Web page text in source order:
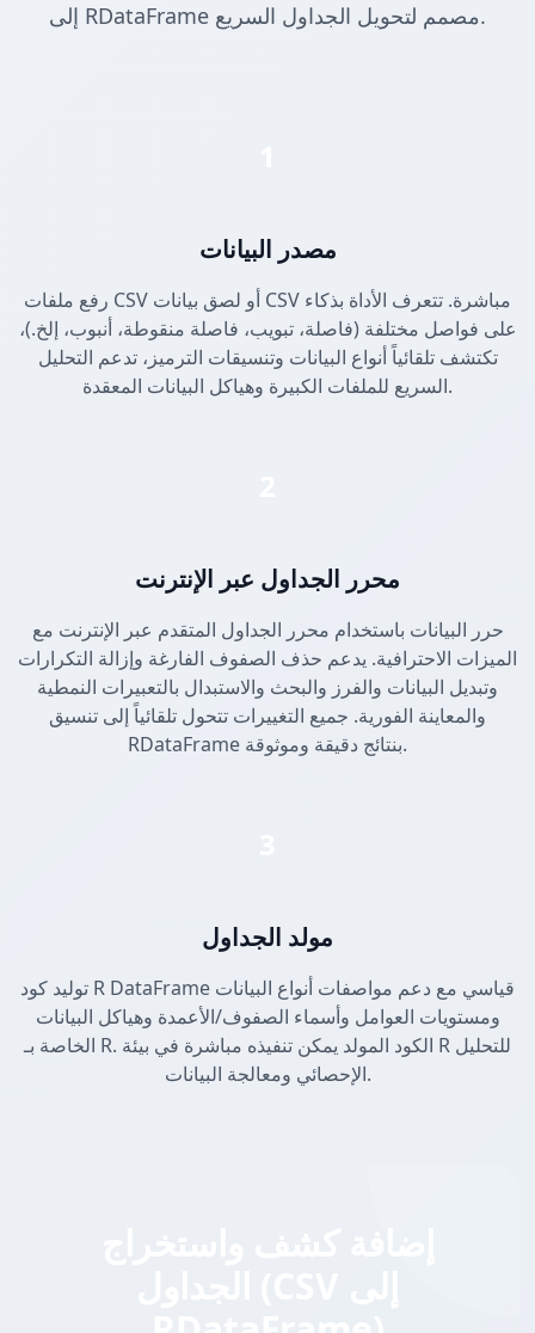
إلى RDataFrame مصمم لتحويل الجداول السريع.
مصدر البيانات
رفع ملفات CSV أو لصق بيانات CSV مباشرة. تتعرف الأداة بذكاء
على فواصل مختلفة (فاصلة، تبويب، فاصلة منقوطة، أنبوب، إلخ.)،
تكتشف تلقائياً أنواع البيانات وتنسيقات الترميز، تدعم التحليل
السريع للملفات الكبيرة وهياكل البيانات المعقدة.
محرر الجداول عبر الإنترنت
حرر البيانات باستخدام محرر الجداول المتقدم عبر الإنترنت مع
الميزات الاحترافية. يدعم حذف الصفوف الفارغة وإزالة التكرارات
وتبديل البيانات والفرز والبحث والاستبدال بالتعبيرات النمطية
والمعاينة الفورية. جميع التغييرات تتحول تلقائياً إلى تنسيق
RDataFrame بنتائج دقيقة وموثوقة.
مولد الجداول
توليد كود R DataFrame قياسي مع دعم مواصفات أنواع البيانات
ومستويات العوامل وأسماء الصفوف/الأعمدة وهياكل البيانات
الخاصة بـ R. الكود المولد يمكن تنفيذه مباشرة في بيئة R للتحليل
الإحصائي ومعالجة البيانات.